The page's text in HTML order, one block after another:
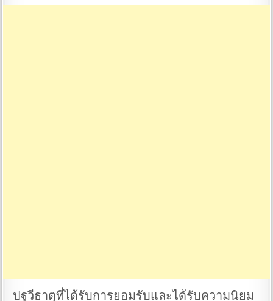
ปฐวีธาตุที่ได้รับการยอมรับและได้รับความนิยม